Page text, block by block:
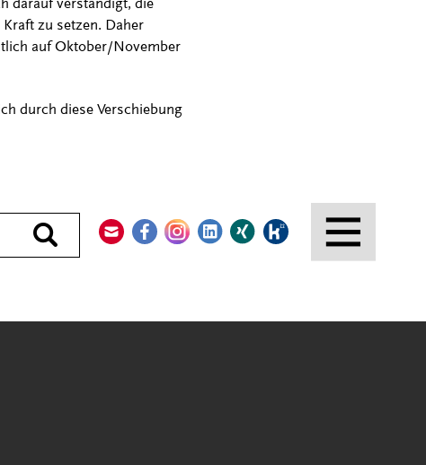
Durchsuchen
zu setzen. Daher
auf Oktober/November
durch diese Verschiebung